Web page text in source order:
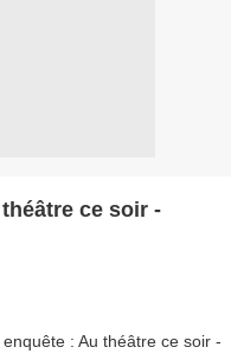
ce soir -